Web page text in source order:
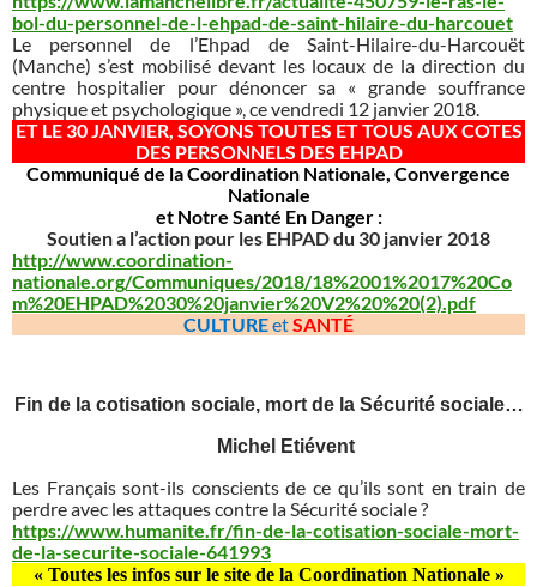
bol-du-personnel-de-l-ehpad-de-saint-hilaire-du-harcouet
Le personnel de l’Ehpad de Saint-Hilaire-du-Harcouët
(Manche) s’est mobilisé devant les locaux de la direction du
centre hospitalier pour dénoncer sa « grande souffrance
physique et psychologique », ce vendredi 12 janvier 2018.
ET LE 30 JANVIER, SOYONS TOUTES ET TOUS AUX COTES
DES PERSONNELS DES EHPAD
Communiqué de la Coordination Nationale, Convergence
Nationale
et Notre Santé En Danger :
Soutien a l’action pour les EHPAD du 30 janvier 2018
http://www.coordination-
nationale.org/Communiques/2018/18%2001%2017%20Co
m%20EHPAD%2030%20janvier%20V2%20%20(2).pdf
CULTUREetSANTÉ
Fin de la cotisation sociale, mort de la Sécurité sociale…
Michel Etiévent
Les Français sont-ils conscients de ce qu’ils sont en train de
perdre avec les attaques contre la Sécurité sociale ?
https://www.humanite.fr/fin-de-la-cotisation-sociale-mort-
de-la-securite-sociale-641993
« Toutes les infos sur le site de la Coordination Nationale »